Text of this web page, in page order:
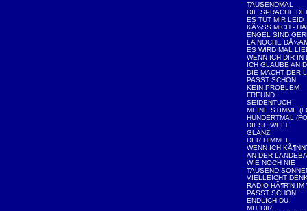
TAUSENDMAL
DIE SPRACHE
ES TUT MIR LEID
KÃ¼SS MICH -
ENGEL SIND
LA NOCHE
ES WIRD MAL
WENN ICH DIR IN
ICH GLAUBE AN
DIE MACHT DER
PASST SCHON
KEIN PROBLEM
FREUND
SEIDENTUCH
MEINE STIMME
HUNDERTMAL
DIESE WELT
GLANZ
DER HIMMEL
WENN ICH
AN DER
WIE NOCH NIE
TAUSEND
VIELLEICHT
RADIO HÃ¶R'N IM
PASST SCHON
ENDLICH DU
MIT DIR